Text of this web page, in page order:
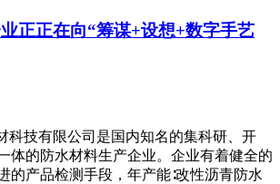
正正在向“筹谋+设想+数字手艺
科技有限公司是国内知名的集科研、开
体的防水材料生产企业。企业有着健全的
的产品检测手段，年产能∶改性沥青防水